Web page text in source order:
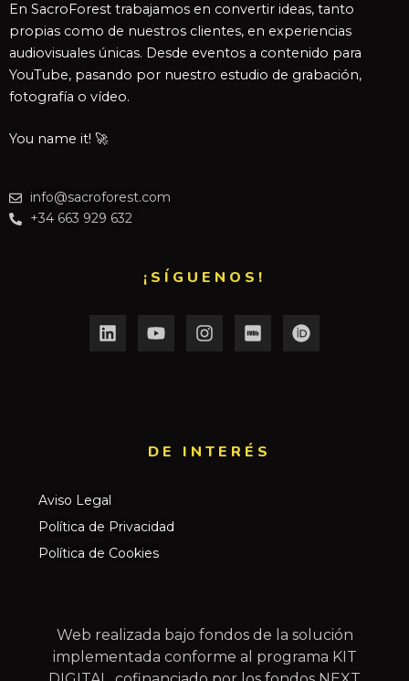
En SacroForest trabajamos en convertir ideas, tanto
propias como de nuestros clientes, en experiencias
audiovisuales únicas. Desde eventos a contenido para
YouTube, pasando por nuestro estudio de grabación,
fotografía o vídeo.
You name it! 🚀
info@sacroforest.com
+34 663 929 632
¡SÍGUENOS!
DE INTERÉS​
Aviso Legal
Política de Privacidad
Política de Cookies
Web realizada bajo fondos de la solución
implementada conforme al programa KIT